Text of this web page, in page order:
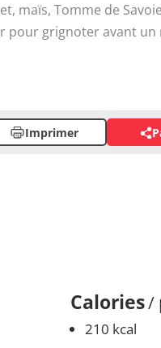
maïs, Tomme de
pour grignoter avant un
Imprimer
Calories/
210 kcal